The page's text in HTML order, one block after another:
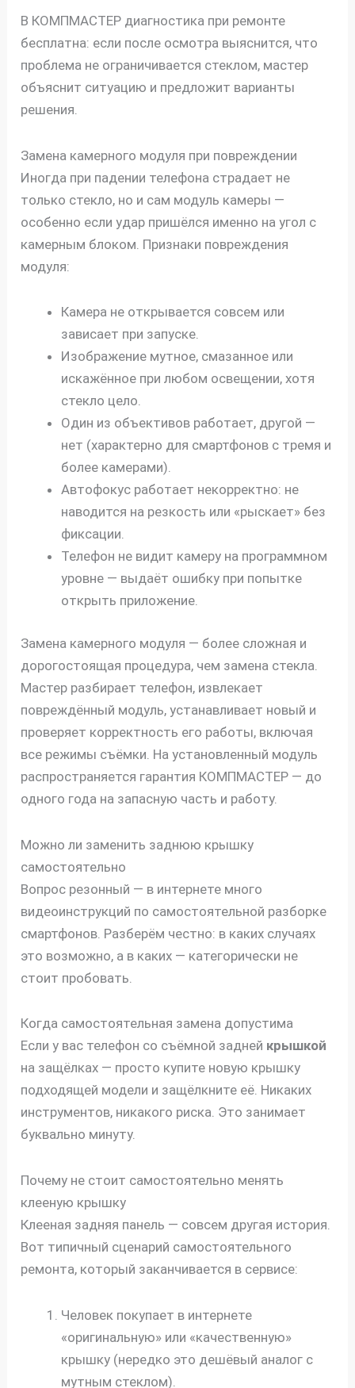
В КОМПМАСТЕР диагностика при ремонте
бесплатна: если после осмотра выяснится, что
проблема не ограничивается стеклом, мастер
объяснит ситуацию и предложит варианты
решения.
Замена камерного модуля при повреждении
Иногда при падении телефона страдает не
только стекло, но и сам модуль камеры —
особенно если удар пришёлся именно на угол с
камерным блоком. Признаки повреждения
модуля:
Камера не открывается совсем или
зависает при запуске.
Изображение мутное, смазанное или
искажённое при любом освещении, хотя
стекло цело.
Один из объективов работает, другой —
нет (характерно для смартфонов с тремя и
более камерами).
Автофокус работает некорректно: не
наводится на резкость или «рыскает» без
фиксации.
Телефон не видит камеру на программном
уровне — выдаёт ошибку при попытке
открыть приложение.
Замена камерного модуля — более сложная и
дорогостоящая процедура, чем замена стекла.
Мастер разбирает телефон, извлекает
повреждённый модуль, устанавливает новый и
проверяет корректность его работы, включая
все режимы съёмки. На установленный модуль
распространяется гарантия КОМПМАСТЕР — до
одного года на запасную часть и работу.
Можно ли заменить заднюю крышку
самостоятельно
Вопрос резонный — в интернете много
видеоинструкций по самостоятельной разборке
смартфонов. Разберём честно: в каких случаях
это возможно, а в каких — категорически не
стоит пробовать.
Когда самостоятельная замена допустима
Если у вас телефон со съёмной задней крышкой
на защёлках — просто купите новую крышку
подходящей модели и защёлкните её. Никаких
инструментов, никакого риска. Это занимает
буквально минуту.
Почему не стоит самостоятельно менять
клееную крышку
Клееная задняя панель — совсем другая история.
Вот типичный сценарий самостоятельного
ремонта, который заканчивается в сервисе:
Человек покупает в интернете
«оригинальную» или «качественную»
крышку (нередко это дешёвый аналог с
мутным стеклом).